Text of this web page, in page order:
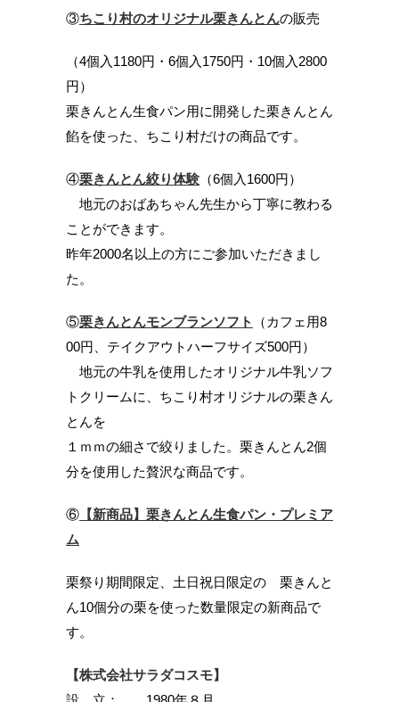
③ちこり村のオリジナル栗きんとんの販売
（4個入1180円・6個入1750円・10個入2800
円）
栗きんとん生食パン用に開発した栗きんとん
餡を使った、ちこり村だけの商品です。
④栗きんとん絞り体験 （6個入1600円）
地元のおばあちゃん先生から丁寧に教わる
ことができます。
昨年2000名以上の方にご参加いただきまし
た。
⑤栗きんとんモンブランソフト
（カフェ用8
00円、テイクアウトハーフサイズ500円）
地元の牛乳を使用したオリジナル牛乳ソフ
トクリームに、ちこり村オリジナルの栗きん
とんを
１ｍｍの細さで絞りました。栗きんとん2個
分を使用した贅沢な商品です。
⑥ 【新商品】栗きんとん生食パン・プレミア
ム
栗祭り期間限定、土日祝日限定の 栗きんと
ん10個分の栗を使った数量限定の新商品で
す。
【株式会社サラダコスモ】